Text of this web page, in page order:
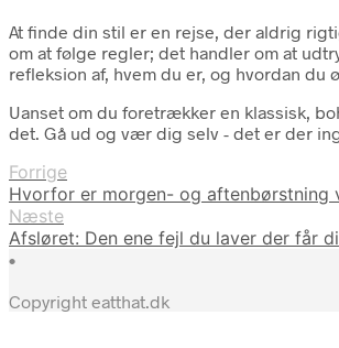
At finde din stil er en rejse, der aldrig
om at følge regler; det handler om at
refleksion af, hvem du er, og hvordan du
Uanset om du foretrækker en klassisk,
det. Gå ud og vær dig selv - det er der
Forrige
Hvorfor er morgen- og aftenbørstning
Næste
Afsløret: Den ene fejl du laver der får
•
Copyright eatthat.dk